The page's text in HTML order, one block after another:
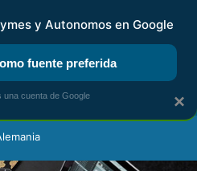
KIT DIGITAL RENTA
×
y Autonomos en Google
fuente preferida
una cuenta de Google